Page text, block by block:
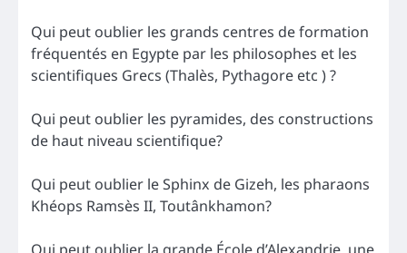
Qui peut oublier les grands centres de formation
fréquentés en Egypte par les philosophes et les
scientifiques Grecs (Thalès, Pythagore etc ) ?
Qui peut oublier les pyramides, des constructions
de haut niveau scientifique?
Qui peut oublier le Sphinx de Gizeh, les pharaons
Khéops Ramsès II, Toutânkhamon?